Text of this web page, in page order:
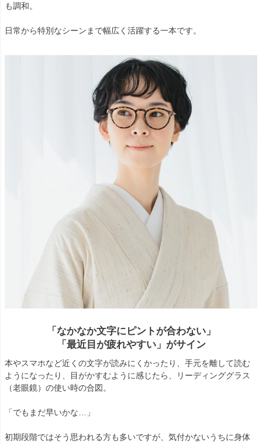
も調和。
日常から特別なシーンまで幅広く活躍する一本です。
「なかなか文字にピントが合わない」
「最近目が疲れやすい」がサイン
本やスマホなど近くの文字が読みにくかったり、手元を離して読む
ようになったり、目がかすむように感じたら、リーディンググラス
（老眼鏡）の使い時の合図。
「でもまだ早いかな…」
初期段階ではそう思われる方も多いですが、気付かないうちに身体